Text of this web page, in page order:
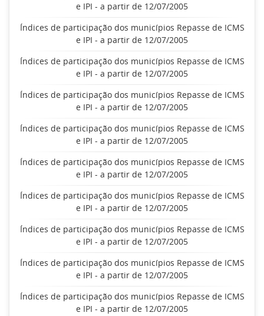
e IPI - a partir de 12/07/2005
Índices de participação dos municípios Repasse de ICMS
e IPI - a partir de 12/07/2005
Índices de participação dos municípios Repasse de ICMS
e IPI - a partir de 12/07/2005
Índices de participação dos municípios Repasse de ICMS
e IPI - a partir de 12/07/2005
Índices de participação dos municípios Repasse de ICMS
e IPI - a partir de 12/07/2005
Índices de participação dos municípios Repasse de ICMS
e IPI - a partir de 12/07/2005
Índices de participação dos municípios Repasse de ICMS
e IPI - a partir de 12/07/2005
Índices de participação dos municípios Repasse de ICMS
e IPI - a partir de 12/07/2005
Índices de participação dos municípios Repasse de ICMS
e IPI - a partir de 12/07/2005
Índices de participação dos municípios Repasse de ICMS
e IPI - a partir de 12/07/2005